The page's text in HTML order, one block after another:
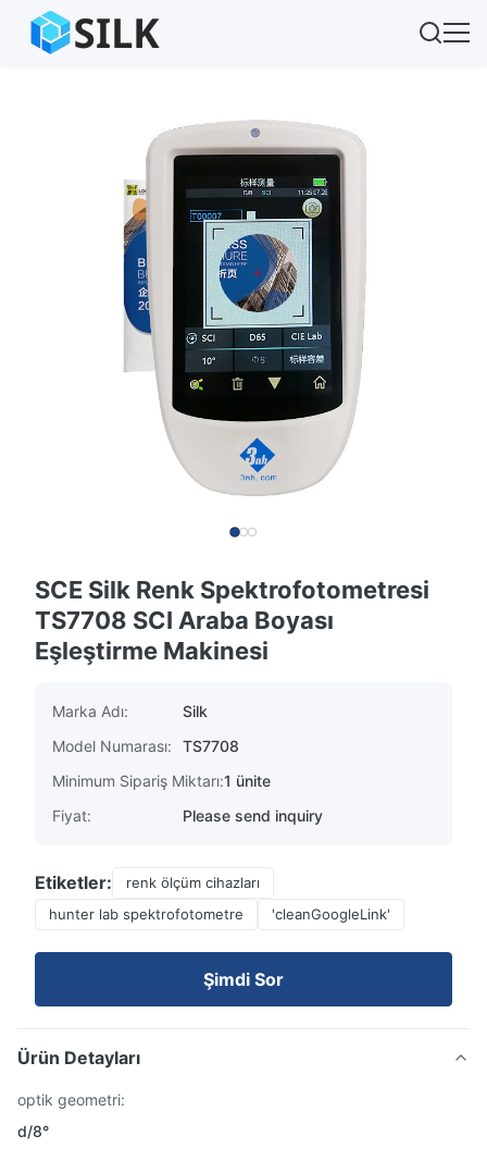
SCE Silk Renk Spektrofotometresi
TS7708 SCI Araba Boyası
Eşleştirme Makinesi
Marka Adı:
Silk
Model Numarası:
TS7708
Minimum Sipariş Miktarı:1 ünite
Fiyat:
Please send inquiry
Etiketler:
renk ölçüm cihazları
hunter lab spektrofotometre
'cleanGoogleLink'
Şimdi Sor
Ürün Detayları
optik geometri:
d/8°